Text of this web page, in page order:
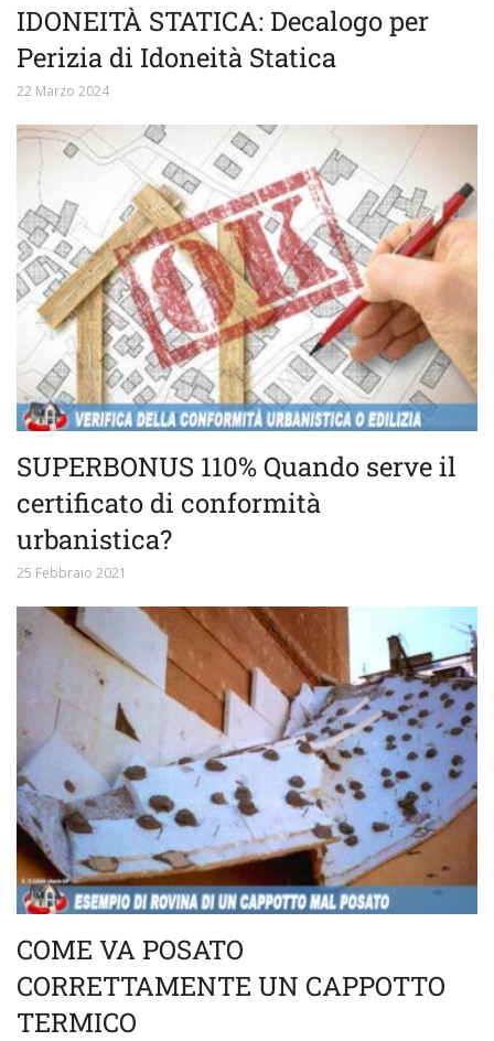
IDONEITÀ STATICA: Decalogo per
Perizia di Idoneità Statica
22 Marzo 2024
SUPERBONUS 110% Quando serve il
certificato di conformità
urbanistica?
25 Febbraio 2021
COME VA POSATO
CORRETTAMENTE UN CAPPOTTO
TERMICO